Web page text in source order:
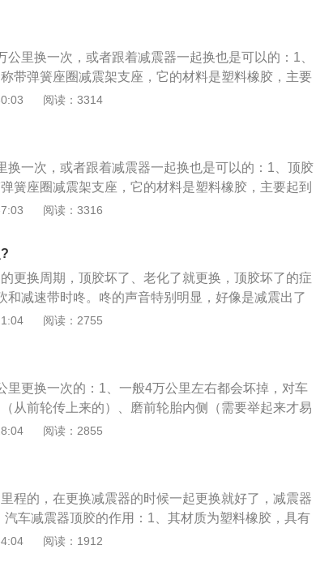
弹性，被挤压发生的声音。
公里换一次，或者跟着减震器一起换也是可以的：1、
带弹簧座圈减震架支座，它的材料是塑料橡胶，主要
你经过减速带的时候，它会在你车子轮胎完全落地
噪，也是它来完成减轻的。
阅读：3314
换一次，或者跟着减震器一起换也是可以的：1、顶胶
簧座圈减震架支座，它的材料是塑料橡胶，主要起到
过减速带的时候，它会在你车子轮胎完全落地后，将
是它来完成减轻的。
阅读：3316
更换周期，顶胶坏了、老化了就更换，顶胶坏了的症
和减速带时咚。咚的声音特别明显，好像是减震出了
的可以听到轰轰的声音；3、方向变为倾斜也就是说在
感觉到。发出的声音会明显的左右来。
阅读：2755
里更换一次的：1、一般4万公里左右都会坏掉，对车
从前轮传上来的）、磨前轮胎内侧（需要举起来才易
胶是否损坏有两个简单的差别办法：听声音，有些坏
坏肯定会有吃胎问题，一旦发现，要马上到修理厂举
：举起汽车，不要太高，离地即可，手抓住轮子往上
下有行程。证明已损坏，行程越大，证明越严重。
阅读：2855
程的，在更换减震器的时候一起更换就好了，减震器
车减震器顶胶的作用：1、其材质为塑料橡胶，具有
完整的压力顶角通过一些减速带时，在车轮胎完全落
阅读：1912